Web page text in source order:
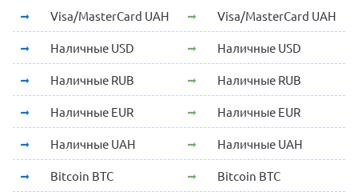
Visa/MasterCard UAH Visa/MasterCard UAH
Наличные USD Наличные USD
Наличные RUB Наличные RUB
Наличные EUR Наличные EUR
Наличные UAH Наличные UAH
Bitcoin BTC Bitcoin BTC